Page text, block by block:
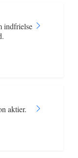
indfrielse
aktier.